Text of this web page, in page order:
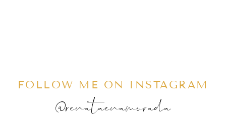
FOLLOW ME ON INSTAGRAM
@renataenamorada